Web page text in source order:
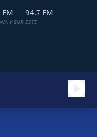
FM
Y SUR
94.7 FM
ESTE
© 2024